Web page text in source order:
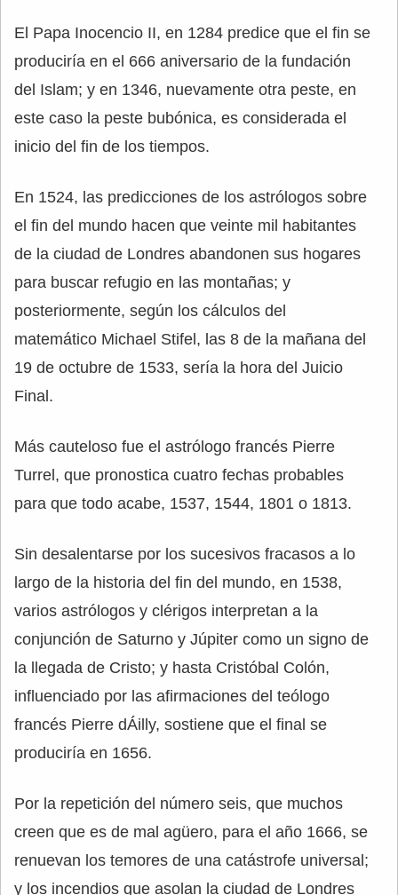
El Papa Inocencio II, en 1284 predice que el fin se
produciría en el 666 aniversario de la fundación
del Islam; y en 1346, nuevamente otra peste, en
este caso la peste bubónica, es considerada el
inicio del fin de los tiempos.
En 1524, las predicciones de los astrólogos sobre
el fin del mundo hacen que veinte mil habitantes
de la ciudad de Londres abandonen sus hogares
para buscar refugio en las montañas; y
posteriormente, según los cálculos del
matemático Michael Stifel, las 8 de la mañana del
19 de octubre de 1533, sería la hora del Juicio
Final.
Más cauteloso fue el astrólogo francés Pierre
Turrel, que pronostica cuatro fechas probables
para que todo acabe, 1537, 1544, 1801 o 1813.
Sin desalentarse por los sucesivos fracasos a lo
largo de la historia del fin del mundo, en 1538,
varios astrólogos y clérigos interpretan a la
conjunción de Saturno y Júpiter como un signo de
la llegada de Cristo; y hasta Cristóbal Colón,
influenciado por las afirmaciones del teólogo
francés Pierre dÁilly, sostiene que el final se
produciría en 1656.
Por la repetición del número seis, que muchos
creen que es de mal agüero, para el año 1666, se
renuevan los temores de una catástrofe universal;
y los incendios que asolan la ciudad de Londres